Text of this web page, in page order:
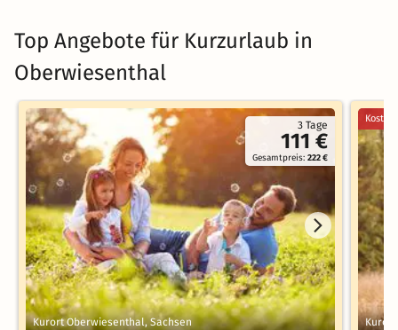
Top Angebote für Kurzurlaub in
Oberwiesenthal
3 Tage
111 €
Gesamtpreis:222 €
Kurort Oberwiesenthal, Sachsen Kurort